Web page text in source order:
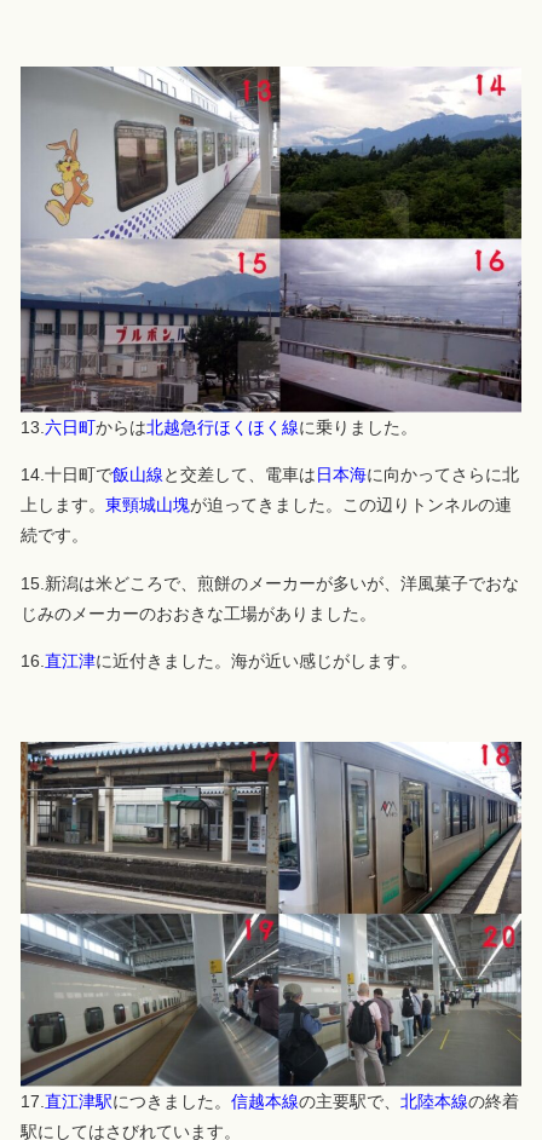
13. 六日町からは北越急行ほくほく線に乗りました。
14.十日町で飯山線と交差して、電車は日本海に向かってさらに北
上します。 東頸城山塊が迫ってきました。この辺りトンネルの連
続です。
15.新潟は米どころで、煎餅のメーカーが多いが、洋風菓子でおな
じみのメーカーのおおきな工場がありました。
16.直江津に近付きました。海が近い感じがします。
17.直江津駅につきました。 信越本線の主要駅で、 北陸本線の終着
駅にしてはさびれています。